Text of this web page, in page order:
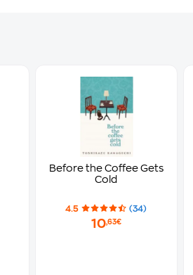
Before the Coffee Gets
Cold
4.5 (34)
10,63€